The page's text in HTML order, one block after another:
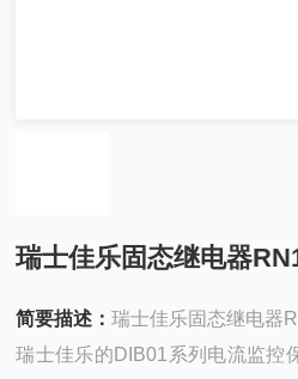
瑞士佳乐固态继电器
简要描述：瑞士佳乐固态继电器
瑞士佳乐的DIB01系列电流监控